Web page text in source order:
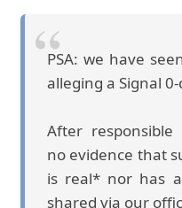
PSA: we have
alleging a Signal
After
no evidence that
is real* nor has
shared via our